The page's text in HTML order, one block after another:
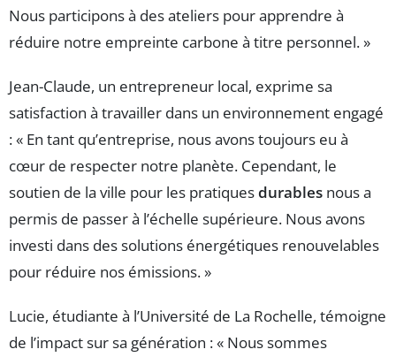
Nous participons à des ateliers pour apprendre à
réduire notre empreinte carbone à titre personnel. »
Jean-Claude, un entrepreneur local, exprime sa
satisfaction à travailler dans un environnement engagé
: « En tant qu’entreprise, nous avons toujours eu à
cœur de respecter notre planète. Cependant, le
soutien de la ville pour les pratiquesdurables nous a
permis de passer à l’échelle supérieure. Nous avons
investi dans des solutions énergétiques renouvelables
pour réduire nos émissions. »
Lucie, étudiante à l’Université de La Rochelle, témoigne
de l’impact sur sa génération : « Nous sommes